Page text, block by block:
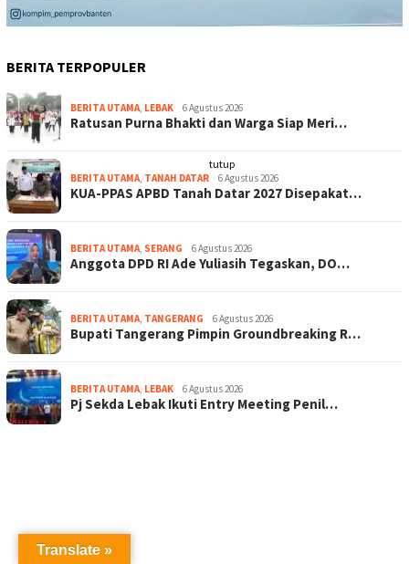
BERITA TERPOPULER
BERITA UTAMA LEBAK 6 Agustus 2026
Ratusan Purna Bhakti dan Warga Siap Meri…
BERITA UTAMA TANAH DATAR 6 Agustus 2026
KUA-PPAS APBD Tanah Datar 2027 Disepakat…
BERITA UTAMA SERANG 6 Agustus 2026
Anggota DPD RI Ade Yuliasih Tegaskan, DO…
BERITA UTAMA TANGERANG 6 Agustus 2026
Bupati Tangerang Pimpin Groundbreaking R…
BERITA UTAMA LEBAK 6 Agustus 2026
Pj Sekda Lebak Ikuti Entry Meeting Penil…
tutup
Translate »